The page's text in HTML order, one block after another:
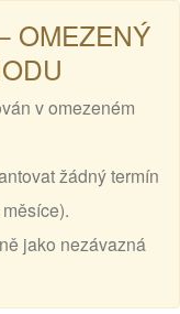
OMEZENÝ
v omezeném
žádný termín
jako nezávazná